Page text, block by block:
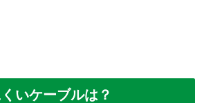
いケーブルは？